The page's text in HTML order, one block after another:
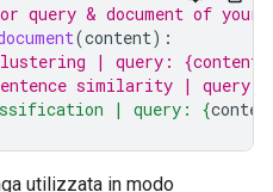
query & document of your
(content):
| query:
similarity | query:
| query: {
utilizzata in modo